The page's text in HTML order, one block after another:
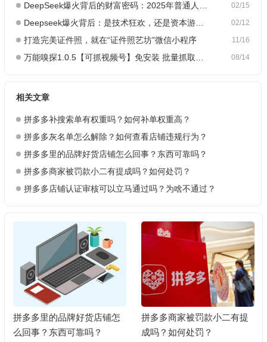
02/15
DeepSeek爆火背后的财富密码：2025年普通人如何抓住AI创业风口？
02/12
Deepseek爆火背后：是技术狂欢，还是资本游戏？
11/16
打造完美证件照，就在“证件照艺坊”微信小程序
08/14
万能嗅探1.0.5【可抓视频号】免安装 批量抓取媒体文件
相关文章
拼多多补搜索单有权重吗？如何补单权重高？
拼多多灰名单怎么解除？如何查看店铺违规行为？
拼多多里的品牌好货店铺怎么回事？东西可靠吗？
拼多多商家被罚款小二有提成吗？如何处罚？
拼多多店铺认证审核可以立马通过吗？为啥不通过？
拼多多里的品牌好货店铺怎
么回事？东西可靠吗？
拼多多商家被罚款小二有提
成吗？如何处罚？